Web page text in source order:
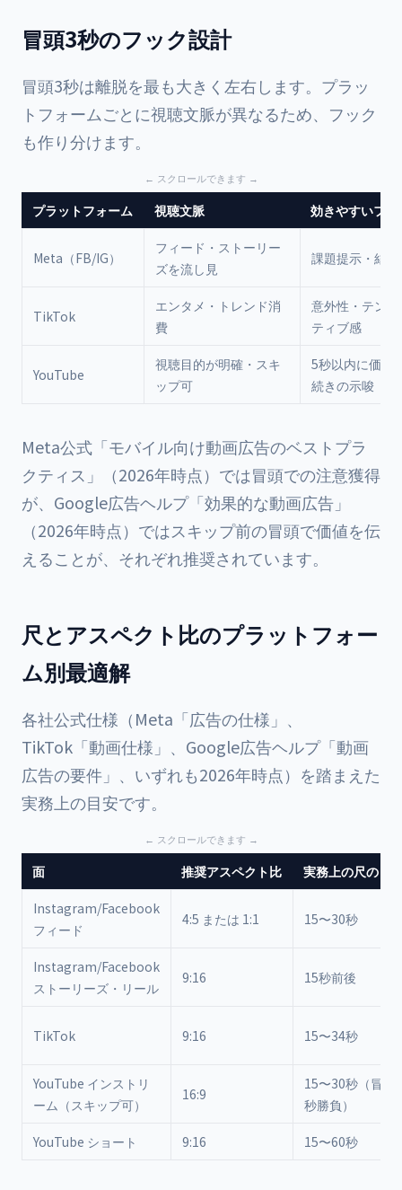
冒頭3秒のフック設計
冒頭3秒は離脱を最も大きく左右します。プラッ
トフォームごとに視聴文脈が異なるため、フック
も作り分けます。
プラットフォーム 視聴文脈 効きやすいフッ
Meta（FB/IG）
フィード・ストーリー
ズを流し見
課題提示・結
TikTok
エンタメ・トレンド消
費
意外性・テン
ティブ感
YouTube
視聴目的が明確・スキ
ップ可
5秒以内に価値
続きの示唆
Meta公式「モバイル向け動画広告のベストプラ
クティス」（2026年時点）では冒頭での注意獲得
が、Google広告ヘルプ「効果的な動画広告」
（2026年時点）ではスキップ前の冒頭で価値を伝
えることが、それぞれ推奨されています。
尺とアスペクト比のプラットフォー
ム別最適解
各社公式仕様（Meta「広告の仕様」、
TikTok「動画仕様」、Google広告ヘルプ「動画
広告の要件」、いずれも2026年時点）を踏まえた
実務上の目安です。
面 推奨アスペクト比 実務上の尺の目
Instagram/Facebook
フィード
4:5 または 1:1 15〜30秒
Instagram/Facebook
ストーリーズ・リール
9:16 15秒前後
TikTok 9:16 15〜34秒
YouTube インストリ
ーム（スキップ可）
16:9
15〜30秒（冒頭5
秒勝負）
YouTube ショート 9:16 15〜60秒